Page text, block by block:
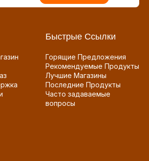
Быстрые Ссылки
Горящие Предложения
Рекомендуемые Продукты
Лучшие Магазины
Последние Продукты
Часто задаваемые
вопросы